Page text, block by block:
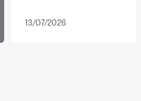
13/07/2026